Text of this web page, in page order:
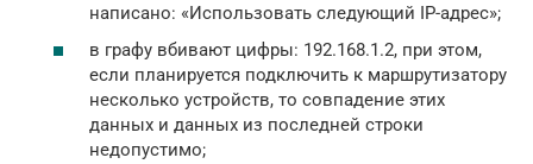
написано: «Использовать следующий IP-адрес»;
в графу вбивают цифры: 192.168.1.2, при этом,
если планируется подключить к маршрутизатору
несколько устройств, то совпадение этих
данных и данных из последней строки
недопустимо;